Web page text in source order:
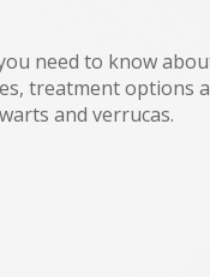
need to know
treatment options
and verrucas.